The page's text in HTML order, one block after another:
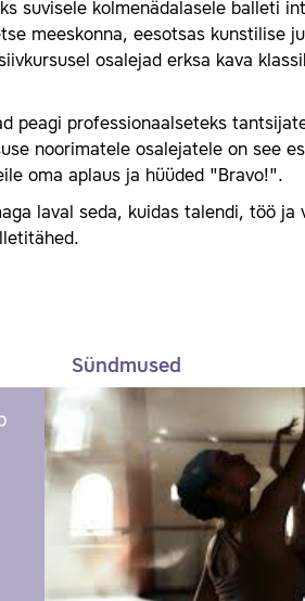
suvisele kolmenädalasele balleti
meeskonna, eesotsas kunstilise
osalejad erksa kava
peagi professionaalseteks
noorimatele osalejatele on see
oma aplaus ja hüüded "Bravo!".
laval seda, kuidas talendi, töö
Sündmused